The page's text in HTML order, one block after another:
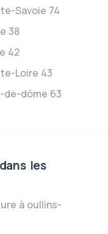
Savoie 74
38
42
Loire 43
de-dôme 63
les
à oullins-